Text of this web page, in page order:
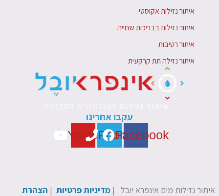
איתור נזילות אקוסטי
איתור נזילות בבריכות שחייה
איתור רטיבות
איתור נזילה תת קרקעית
עקבו אחרינו
Facebook
Phone
Youtube
איתור נזילות מים אינפרא יובל | מדיניות פרטיות | הצהרת